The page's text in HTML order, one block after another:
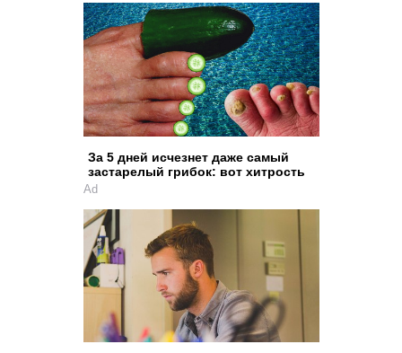
За 5 дней исчезнет даже самый
застарелый грибок: вот хитрость
Ad